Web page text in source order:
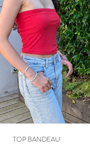
TOP BANDEAU